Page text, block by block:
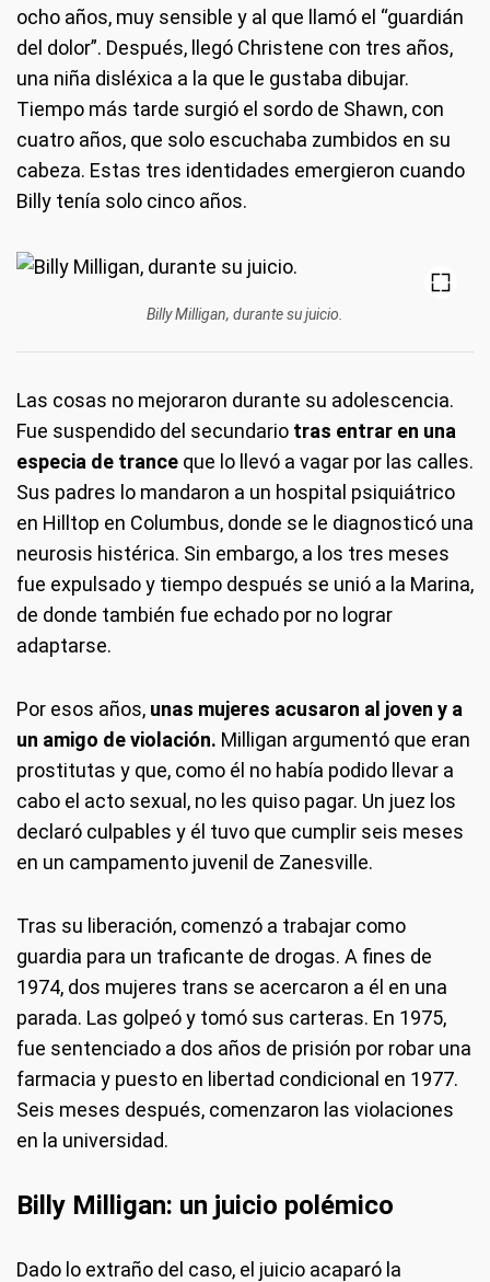
ocho años, muy sensible y al que llamó el “guardián
del dolor”. Después, llegó Christene con tres años,
una niña disléxica a la que le gustaba dibujar.
Tiempo más tarde surgió el sordo de Shawn, con
cuatro años, que solo escuchaba zumbidos en su
cabeza. Estas tres identidades emergieron cuando
Billy tenía solo cinco años.
Billy Milligan, durante su juicio.
Las cosas no mejoraron durante su adolescencia.
Fue suspendido del secundario tras entrar en una
especia de trance que lo llevó a vagar por las calles.
Sus padres lo mandaron a un hospital psiquiátrico
en Hilltop en Columbus, donde se le diagnosticó una
neurosis histérica. Sin embargo, a los tres meses
fue expulsado y tiempo después se unió a la Marina,
de donde también fue echado por no lograr
adaptarse.
Por esos años, unas mujeres acusaron al joven y a
un amigo de violación. Milligan argumentó que eran
prostitutas y que, como él no había podido llevar a
cabo el acto sexual, no les quiso pagar. Un juez los
declaró culpables y él tuvo que cumplir seis meses
en un campamento juvenil de Zanesville.
Tras su liberación, comenzó a trabajar como
guardia para un traficante de drogas. A fines de
1974, dos mujeres trans se acercaron a él en una
parada. Las golpeó y tomó sus carteras. En 1975,
fue sentenciado a dos años de prisión por robar una
farmacia y puesto en libertad condicional en 1977.
Seis meses después, comenzaron las violaciones
en la universidad.
Billy Milligan: un juicio polémico
Dado lo extraño del caso, el juicio acaparó la